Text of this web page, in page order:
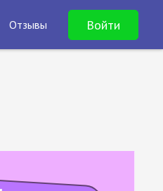
Отзывы Войти